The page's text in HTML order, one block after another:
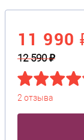
11 990
12 590 ₽
2 отзыва